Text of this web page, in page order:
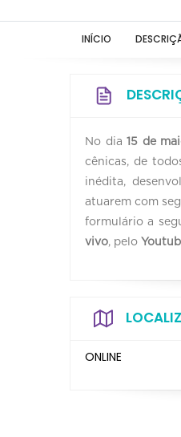
INÍCIO
No dia 15 de
cênicas, de
inédita,
atuarem com
formulário a
vivo, pelo
ONLINE